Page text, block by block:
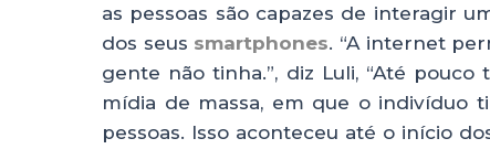
as pessoas são capazes de interagir
dos seus smartphones. “A internet
gente não tinha.”, diz Luli, “Até
mídia de massa, em que o indivíduo
pessoas. Isso aconteceu até o início